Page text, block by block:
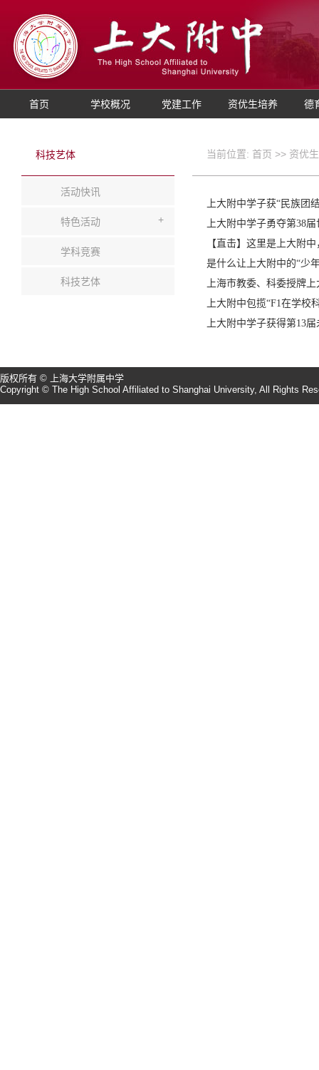
首页 学校概况 党建工作 资优生培养 德
科技艺体
活动快讯
特色活动 +
学科竞赛
科技艺体
当前位置: 首页 >> 资优
上大附中学子获“民族团
上大附中学子勇夺第38
【直击】这里是上大附
是什么让上大附中的“少
上海市教委、科委授牌
上大附中包揽“F1在学校
上大附中学子获得第13
版权所有 © 上海大学附属中学
Copyright © The High School Affiliated to Shanghai University, All Rights